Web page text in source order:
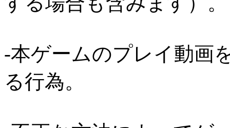
-本ゲームのプレイ動画
る行為。